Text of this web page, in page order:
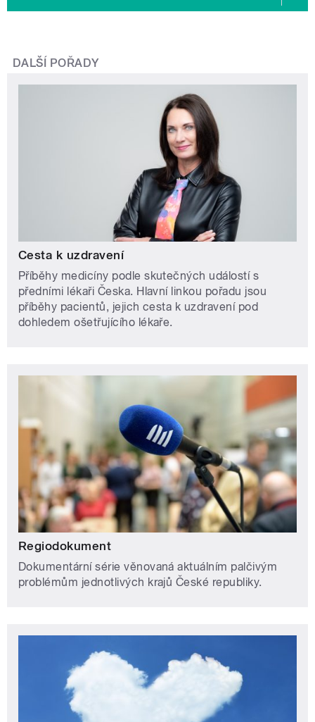
DALŠÍ POŘADY
Cesta k uzdravení
Příběhy medicíny podle skutečných událostí s
předními lékaři Česka. Hlavní linkou pořadu jsou
příběhy pacientů, jejich cesta k uzdravení pod
dohledem ošetřujícího lékaře.
Regiodokument
Dokumentární série věnovaná aktuálním palčivým
problémům jednotlivých krajů České republiky.